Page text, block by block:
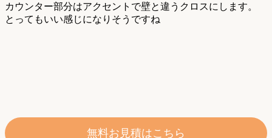
カウンター部分はアクセントで壁と違うクロスにします。
とってもいい感じになりそうですね
無料お見積はこちら